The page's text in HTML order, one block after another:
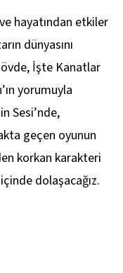
hayatından etkiler
dünyasını
İşte Kanatlar
yorumuyla
Sesi’nde,
geçen oyunun
korkan karakteri
dolaşacağız.